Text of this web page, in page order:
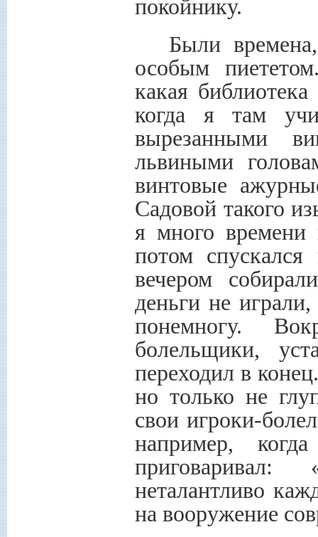
покойнику.
Были
особым
какая
когда я там
вырезанными
львиными
винтовые
Садовой такого
я много времени
потом
вечером
деньги не
понемногу.
болельщики,
переходил в
но только не
свои игроки-
например,
неталантливо
на вооружение